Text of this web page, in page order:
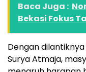
Baca Juga :
Bekasi Fokus
Dengan
Surya Atmaja,